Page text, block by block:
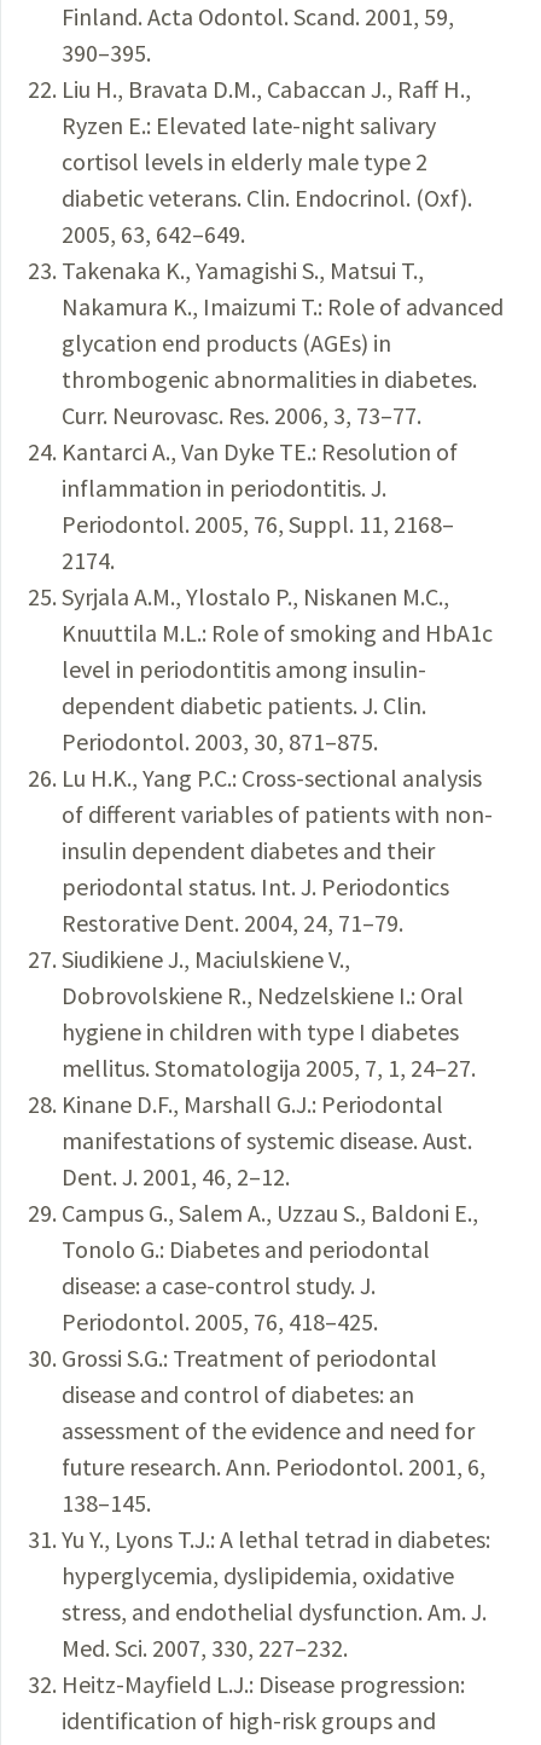
Finland. Acta Odontol. Scand. 2001, 59,
390–395.
Liu H., Bravata D.M., Cabaccan J., Raff H.,
Ryzen E.: Elevated late-night salivary
cortisol levels in elderly male type 2
diabetic veterans. Clin. Endocrinol. (Oxf).
2005, 63, 642–649.
Takenaka K., Yamagishi S., Matsui T.,
Nakamura K., Imaizumi T.: Role of advanced
glycation end products (AGEs) in
thrombogenic abnormalities in diabetes.
Curr. Neurovasc. Res. 2006, 3, 73–77.
Kantarci A., Van Dyke TE.: Resolution of
inflammation in periodontitis. J.
Periodontol. 2005, 76, Suppl. 11, 2168–
2174.
Syrjala A.M., Ylostalo P., Niskanen M.C.,
Knuuttila M.L.: Role of smoking and HbA1c
level in periodontitis among insulin-
dependent diabetic patients. J. Clin.
Periodontol. 2003, 30, 871–875.
Lu H.K., Yang P.C.: Cross-sectional analysis
of different variables of patients with non-
insulin dependent diabetes and their
periodontal status. Int. J. Periodontics
Restorative Dent. 2004, 24, 71–79.
Siudikiene J., Maciulskiene V.,
Dobrovolskiene R., Nedzelskiene I.: Oral
hygiene in children with type I diabetes
mellitus. Stomatologija 2005, 7, 1, 24–27.
Kinane D.F., Marshall G.J.: Periodontal
manifestations of systemic disease. Aust.
Dent. J. 2001, 46, 2–12.
Campus G., Salem A., Uzzau S., Baldoni E.,
Tonolo G.: Diabetes and periodontal
disease: a case-control study. J.
Periodontol. 2005, 76, 418–425.
Grossi S.G.: Treatment of periodontal
disease and control of diabetes: an
assessment of the evidence and need for
future research. Ann. Periodontol. 2001, 6,
138–145.
Yu Y., Lyons T.J.: A lethal tetrad in diabetes:
hyperglycemia, dyslipidemia, oxidative
stress, and endothelial dysfunction. Am. J.
Med. Sci. 2007, 330, 227–232.
Heitz-Mayfield L.J.: Disease progression:
identification of high-risk groups and